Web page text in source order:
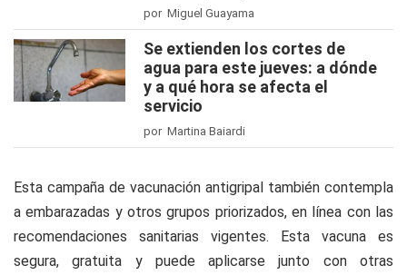
por Miguel Guayama
Se extienden los cortes de
agua para este jueves: a dónde
y a qué hora se afecta el
servicio
por Martina Baiardi
Esta campaña de vacunación antigripal también contempla
a embarazadas y otros grupos priorizados, en línea con las
recomendaciones sanitarias vigentes. Esta vacuna es
segura, gratuita y puede aplicarse junto con otras